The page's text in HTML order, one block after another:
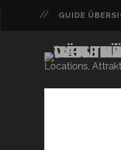
GUIDE
Locations,